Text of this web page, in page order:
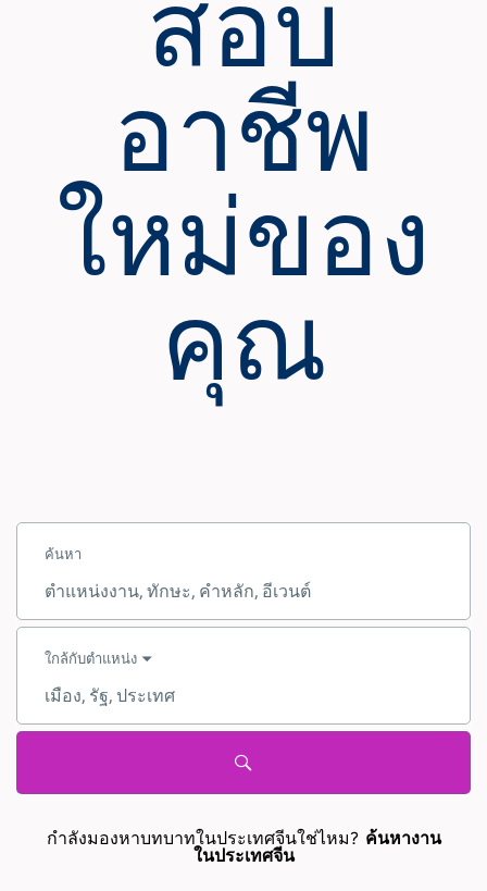
อาชีพ
ใหม่ของ
คุณ
ค้นหา
ตำแหน่ง
ทักษะ,
หลัก
ใกล้กับตำแหน่ง
เมือง,
ประเทศ
กำลังมองหาบทบาทในประเทศจีนใช่ไหม? ค้นหางาน
ในประเทศจีน